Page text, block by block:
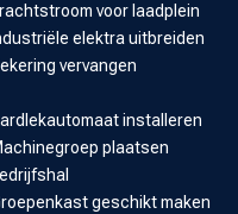
voor laadplein
elektra uitbreiden
vervangen
installeren
plaatsen
geschikt maken